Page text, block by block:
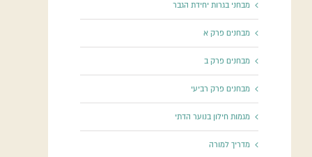
מבחני בגרות יחידת הגבר
מבחנים פרק א
מבחנים פרק ב
מבחנים פרק רביעי
מגמות חילון בנוער הדתי
מדריך למורה